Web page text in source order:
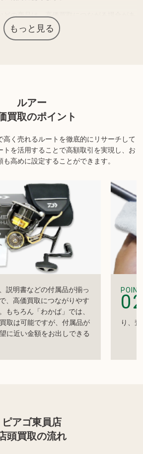
どの商品は、高価買取につながる場合があ
お問い合わせください。
もっと見る
ルアー
買取のポイント
高く売れるルートを徹底的にリサーチして
トを活用することで高額取引を実現し、お
高めに設定することができます。
説明書などの付属品が揃っ
、高価買取につながりやす
もちろん「わかば」では、
取は可能ですが、付属品が
に近い金額をお出しできる
POINT
り、
ピアゴ東員店
頭買取の流れ